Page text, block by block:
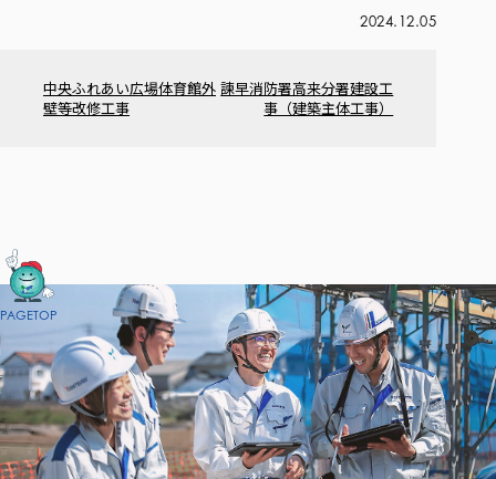
2024.12.05
中央ふれあい広場体育館外
壁等改修工事
諫早消防署高来分署建設工
事（建築主体工事）
PAGETOP